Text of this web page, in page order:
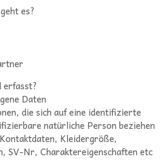
es?
erfasst?
Daten
die sich auf eine identifizierte
natürliche Person beziehen
Kleidergröße,
SV-Nr, Charaktereigenschaften etc